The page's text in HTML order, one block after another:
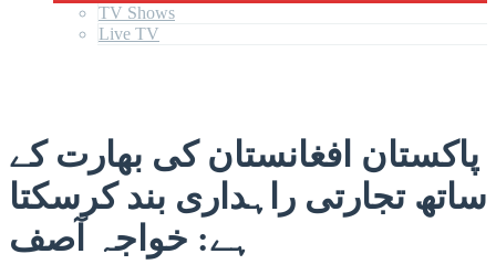
TV Shows
Live TV
پاکستان افغانستان کی بھارت کے
ساتھ تجارتی راہداری بند کرسکتا
ہے: خواجہ آصف